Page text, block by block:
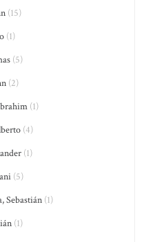
(15)
(1)
(5)
(2)
(1)
(4)
(1)
(5)
Sebastián(1)
(1)